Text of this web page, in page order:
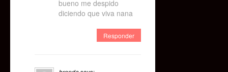
bueno me despido
diciendo que viva nana
Responder